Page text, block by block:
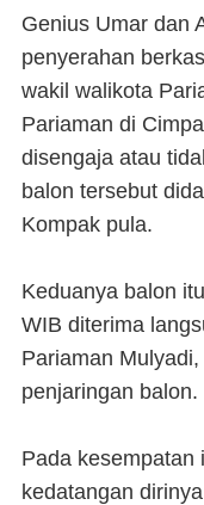
Genius Umar dan
penyerahan
wakil walikota
Pariaman di
disengaja atau
balon tersebut
Kompak pula.
Keduanya balon
WIB diterima
Pariaman
penjaringan balon.
Pada kesempatan
kedatangan